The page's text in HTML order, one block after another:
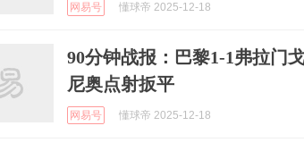
网易号 懂球帝 2025-12-18
90分钟战报：巴黎1-1弗拉门
尼奥点射扳平
网易号 懂球帝 2025-12-18